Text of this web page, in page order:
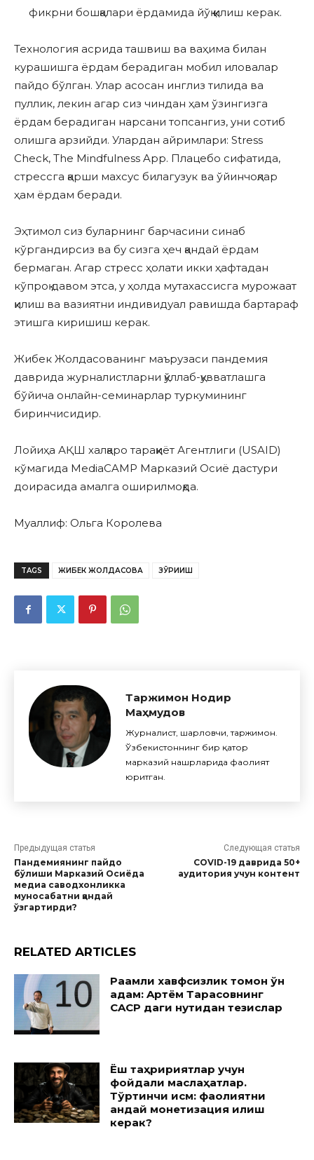
фикрни бошқалари ёрдамида йўқ қилиш керак.
Технология асрида ташвиш ва ваҳима билан
курашишга ёрдам берадиган мобил иловалар
пайдо бўлган. Улар асосан инглиз тилида ва
пуллик, лекин агар сиз чиндан ҳам ўзингизга
ёрдам берадиган нарсани топсангиз, уни сотиб
олишга арзийди. Улардан айримлари: Stress
Check, The Mindfulness App. Плацебо сифатида,
стрессга қарши махсус билагузук ва ўйинчоқлар
ҳам ёрдам беради.
Эҳтимол сиз буларнинг барчасини синаб
кўргандирсиз ва бу сизга ҳеч қандай ёрдам
бермаган. Агар стресс ҳолати икки ҳафтадан
кўпроқ давом этса, у ҳолда мутахассисга мурожаат
қилиш ва вазиятни индивидуал равишда бартараф
этишга киришиш керак.
Жибек Жолдасованинг маърузаси пандемия
даврида журналистларни қўллаб-қувватлашга
бўйича онлайн-семинарлар туркумининг
биринчисидир.
Лойиҳа АҚШ халқаро тараққиёт Агентлиги (USAID)
кўмагида MediaCAMP Марказий Осиё дастури
доирасида амалга оширилмоқда.
Муаллиф: Ольга Королева
TAGS ЖИБЕК ЖОЛДАСОВА ЗЎРИҚИШ
Таржимон Нодир
Маҳмудов
Журналист, шарҳловчи, таржимон.
Ўзбекистоннинг бир қатор
марказий нашрларида фаолият
юритган.
Предыдущая статья
Пандемиянинг пайдо
бўлиши Марказий Осиёда
медиа саводхонликка
муносабатни қандай
ўзгартирди?
Следующая статья
COVID-19 даврида 50+
аудитория учун контент
RELATED ARTICLES
Рақамли хавфсизлик томон ўн
қадам: Aртём Тарасовнинг
CACP даги нутқидан тезислар
Ёш таҳририятлар учун
фойдали маслаҳатлар.
Тўртинчи қисм: фаолиятни
қандай монетизация қилиш
керак?